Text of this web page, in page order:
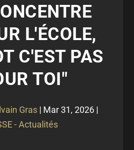
L'ÉCOLE,
C'EST PAS
TOI"
Gras | Mar 31, 2026 |
- Actualités